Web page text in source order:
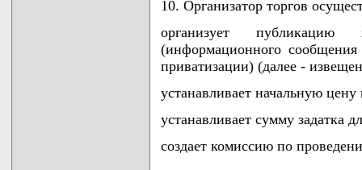
10. Организатор торгов
организует
(информационного
приватизации) (далее -
устанавливает начальную цену
устанавливает сумму задатка
создает комиссию по